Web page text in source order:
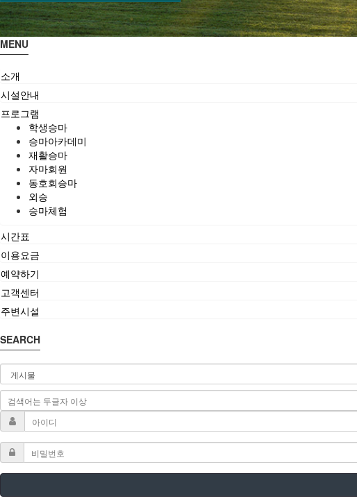
MENU
소개
시설안내
프로그램
학생승마
승마아카데미
재활승마
자마회원
동호회승마
외승
승마체험
시간표
이용요금
예약하기
고객센터
주변시설
SEARCH